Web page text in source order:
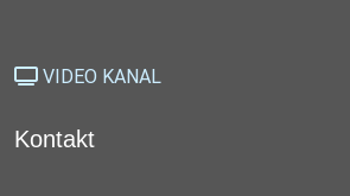
VIDEO KANAL
Kontakt